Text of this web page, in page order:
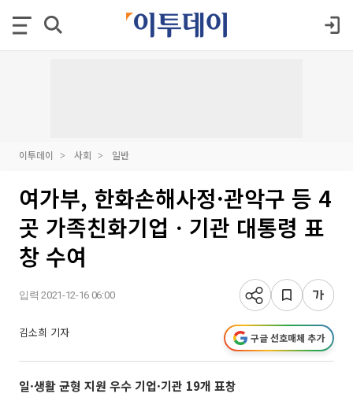
이투데이 사회 일반
여가부, 한화손해사정·관악구 등 4
곳 가족친화기업ㆍ기관 대통령 표
창 수여
입력 2021-12-16 06:00
김소희 기자 구글 선호매체 추가
일·생활 균형 지원 우수 기업·기관 19개 표창